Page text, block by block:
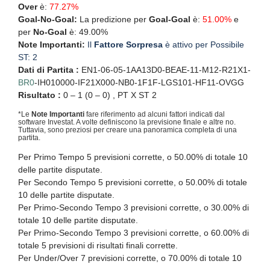
Overè: 77.27%
Goal-No-Goal: La predizione per Goal-Goal è: 51.00% e
per No-Goal è: 49.00%
Note Importanti: Il Fattore Sorpresa è attivo per Possibile
ST: 2
Dati di Partita : EN1-06-05-1AA13D0-BEAE-11-M12-R21X1-
BR0-IH010000-IF21X000-NB0-1F1F-LGS101-HF11-OVGG
Risultato : 0 – 1 (0 – 0) , PT X ST 2
*Le Note Importanti fare riferimento ad alcuni fattori indicati dal
software Investat. A volte definiscono la previsione finale e altre no.
Tuttavia, sono preziosi per creare una panoramica completa di una
partita.
Per Primo Tempo 5 previsioni corrette, o 50.00% di totale 10
delle partite disputate.
Per Secondo Tempo 5 previsioni corrette, o 50.00% di totale
10 delle partite disputate.
Per Primo-Secondo Tempo 3 previsioni corrette, o 30.00% di
totale 10 delle partite disputate.
Per Primo-Secondo Tempo 3 previsioni corrette, o 60.00% di
totale 5 previsioni di risultati finali corrette.
Per Under/Over 7 previsioni corrette, o 70.00% di totale 10